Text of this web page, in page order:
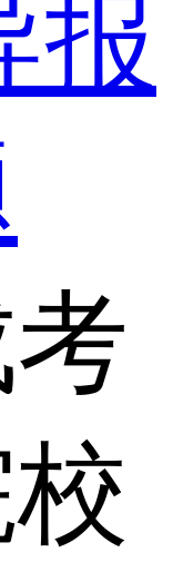
报